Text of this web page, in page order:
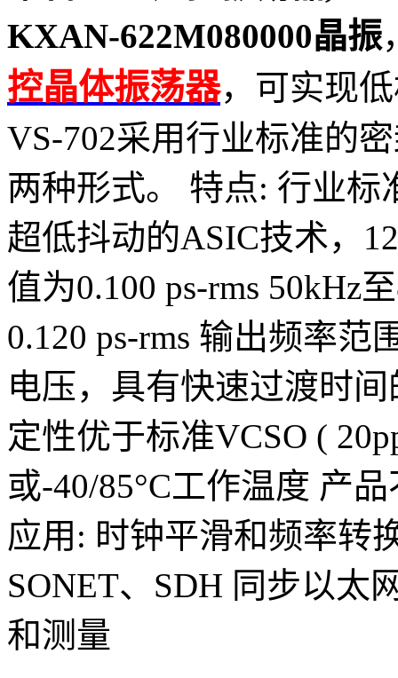
KXAN-622M080000晶振
控晶体振荡器，可实现
VS-702采用行业标准的
两种形式。 特点: 行业标
超低抖动的ASIC技术，
值为0.100 ps-rms 50kHz
0.120 ps-rms 输出频率范
电压，具有快速过渡时
定性优于标准VCSO (
或-40/85°C工作温度 产
应用: 时钟平滑和频率转
SONET、SDH 同步以太
和测量